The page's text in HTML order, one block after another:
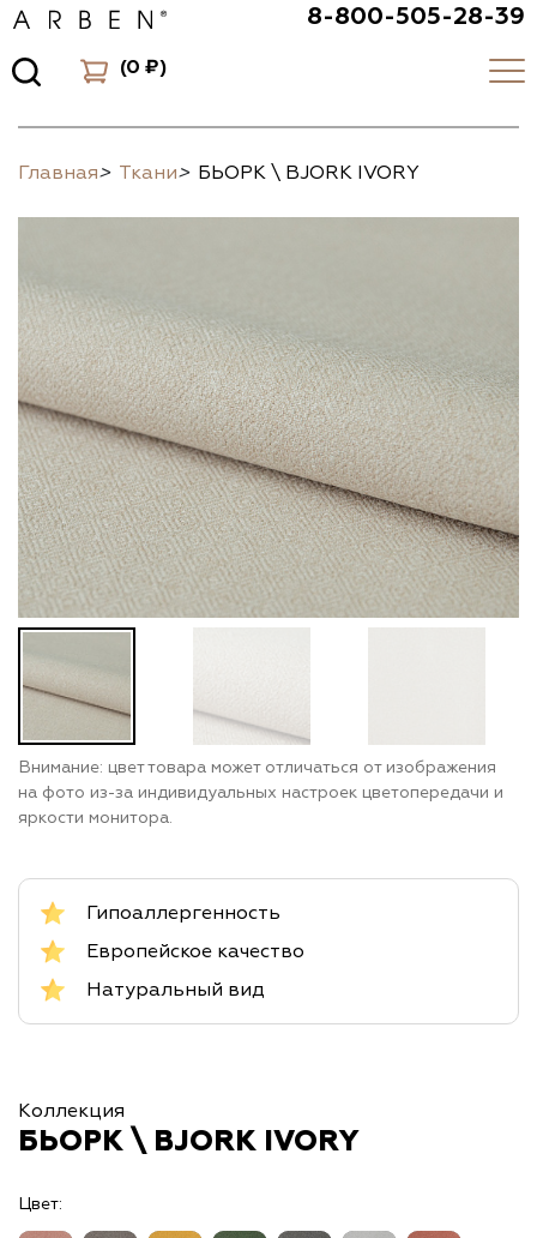
8-800-505-28-39
(0 ₽)
Главная> Ткани> БЬОРК \ BJORK IVORY
Внимание: цвет товара может отличаться от изображения
на фото из-за индивидуальных настроек цветопередачи и
яркости монитора.
Гипоаллергенность
Европейское качество
Натуральный вид
Коллекция
БЬОРК \ BJORK IVORY
Цвет: